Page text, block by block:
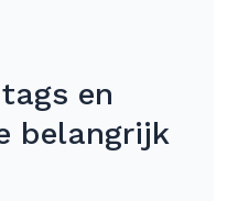
en
belangrijk